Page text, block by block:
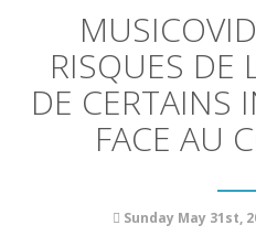
RISQUES DE
DE CERTAINS
FACE AU
Sunday May 31st,